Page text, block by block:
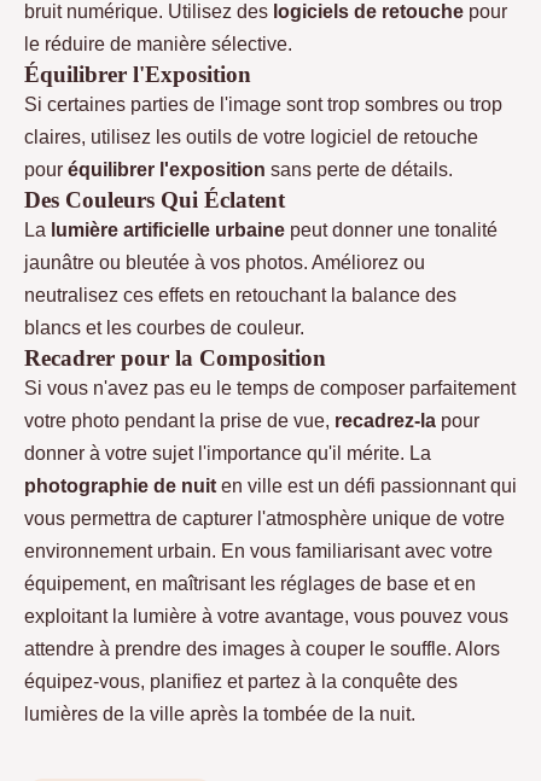
bruit numérique. Utilisez des logiciels de retouche pour
le réduire de manière sélective.
Équilibrer l'Exposition
Si certaines parties de l'image sont trop sombres ou trop
claires, utilisez les outils de votre logiciel de retouche
pour équilibrer l'exposition sans perte de détails.
Des Couleurs Qui Éclatent
La lumière artificielle urbaine peut donner une tonalité
jaunâtre ou bleutée à vos photos. Améliorez ou
neutralisez ces effets en retouchant la balance des
blancs et les courbes de couleur.
Recadrer pour la Composition
Si vous n'avez pas eu le temps de composer parfaitement
votre photo pendant la prise de vue, recadrez-la pour
donner à votre sujet l'importance qu'il mérite. La
photographie de nuit en ville est un défi passionnant qui
vous permettra de capturer l'atmosphère unique de votre
environnement urbain. En vous familiarisant avec votre
équipement, en maîtrisant les réglages de base et en
exploitant la lumière à votre avantage, vous pouvez vous
attendre à prendre des images à couper le souffle. Alors
équipez-vous, planifiez et partez à la conquête des
lumières de la ville après la tombée de la nuit.